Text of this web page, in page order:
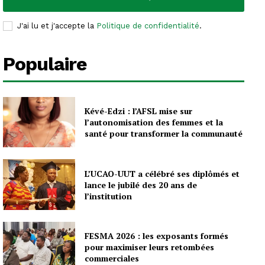
J'ai lu et j'accepte la Politique de confidentialité.
Populaire
Kévé-Edzi : l’AFSL mise sur
l’autonomisation des femmes et la
santé pour transformer la communauté
L’UCAO-UUT a célébré ses diplômés et
lance le jubilé des 20 ans de
l’institution
FESMA 2026 : les exposants formés
pour maximiser leurs retombées
commerciales